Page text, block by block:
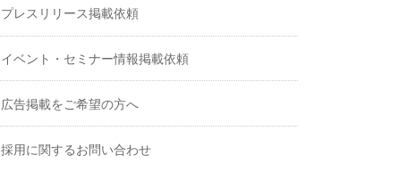
プレスリリース掲載依頼
イベント・セミナー情報掲載依頼
広告掲載をご希望の方へ
採用に関するお問い合わせ